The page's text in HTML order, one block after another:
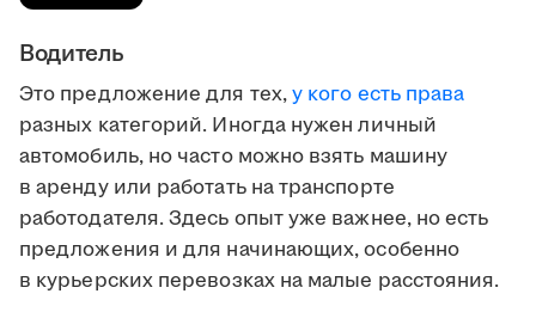
Водитель
Это предложение для тех,у кого есть права
разных категорий. Иногда нужен личный
автомобиль, но часто можно взять машину
в аренду или работать на транспорте
работодателя. Здесь опыт уже важнее, но есть
предложения и для начинающих, особенно
в курьерских перевозках на малые расстояния.